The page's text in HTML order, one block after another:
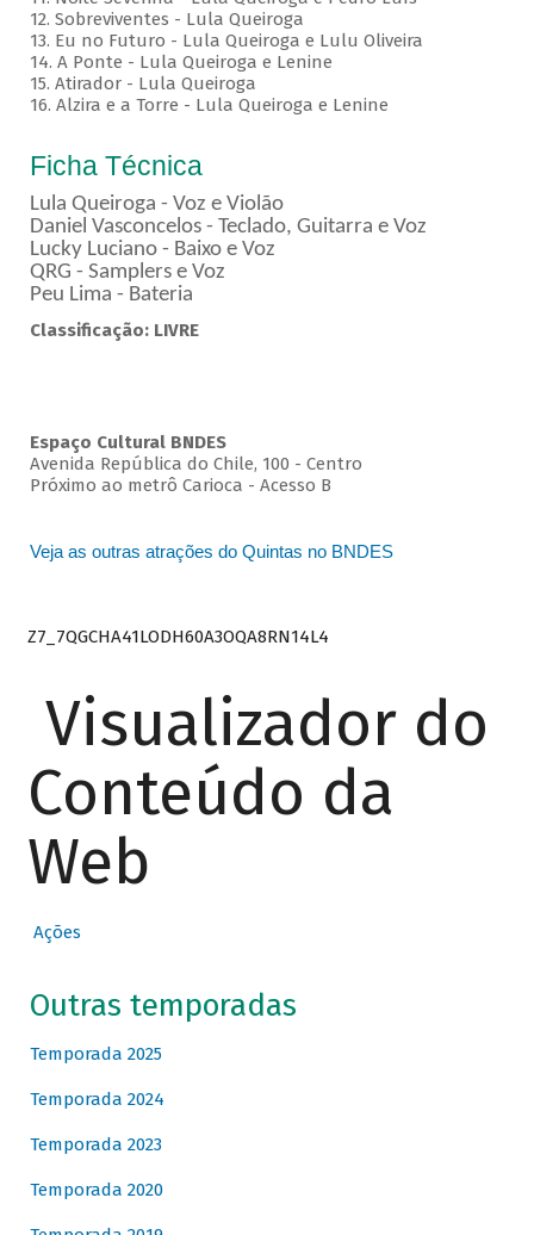
12. Sobreviventes - Lula Queiroga
13. Eu no Futuro - Lula Queiroga e Lulu Oliveira
14. A Ponte - Lula Queiroga e Lenine
15. Atirador - Lula Queiroga
16. Alzira e a Torre - Lula Queiroga e Lenine
Ficha Técnica
Lula Queiroga - Voz e Violão
Daniel Vasconcelos - Teclado, Guitarra e Voz
Lucky Luciano - Baixo e Voz
QRG - Samplers e Voz
Peu Lima - Bateria
Classificação: LIVRE
Espaço Cultural BNDES
Avenida República do Chile, 100 - Centro
Próximo ao metrô Carioca - Acesso B
Veja as outras atrações do Quintas no BNDES
Z7_7QGCHA41LODH60A3OQA8RN14L4
Visualizador do
Conteúdo da
Web
Ações
Outras temporadas
Temporada 2025
Temporada 2024
Temporada 2023
Temporada 2020